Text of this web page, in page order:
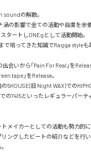
soundの解散。
渦の影響で全ての活動や自粛を余
タートしONEgとして活動開始。
で培ってきた知識でRagga styleも
会いから「Pain For Real」を
tape」をRelease。
5HOUSE(旧 Night WAX)での
の7415といったレギュラーパーテ
メイカーとしての活動も勢力的
リングしたビートの紹介などを行